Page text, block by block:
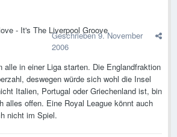
- It's The Liverpool Groove
Geschrieben9. November
2006
alle in einer Liga starten. Die Englandfraktion
deswegen würde sich wohl die Insel
Italien, Portugal oder Griechenland ist, bin
alles offen. Eine Royal League könnt auch
nicht im Spiel.